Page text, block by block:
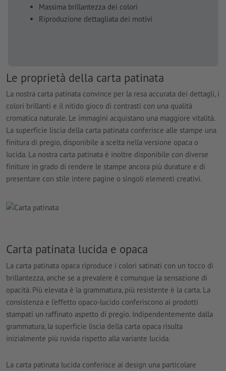
Massima brillantezza dei colori
Riproduzione dettagliata dei motivi
Le proprietà della carta patinata
La nostra carta patinata convince per la resa accurata dei dettagli, i
colori brillanti e il nitido gioco di contrasti con una qualità
cromatica naturale. Le immagini acquistano una maggiore vitalità.
La superficie liscia della carta patinata conferisce alle stampe una
finitura di pregio, disponibile a scelta nella versione opaca o
lucida. La nostra carta patinata è inoltre disponibile con diverse
finiture in grado di rendere le stampe ancora più durature e di
presentare con stile intere pagine o singoli elementi creativi.
Carta patinata lucida e opaca
La carta patinata opaca riproduce i colori satinati con un tocco di
brillantezza, anche se a prevalere è comunque la sensazione di
opacità. Più elevata è la grammatura, più resistente è la carta. La
consistenza e l'effetto opaco-lucido conferiscono ai prodotti
stampati un raffinato aspetto di pregio. Indipendentemente dalla
grammatura, la superficie liscia della carta opaca risulta
inizialmente più ruvida rispetto alla variante lucida.
La carta patinata lucida conferisce ai design una particolare